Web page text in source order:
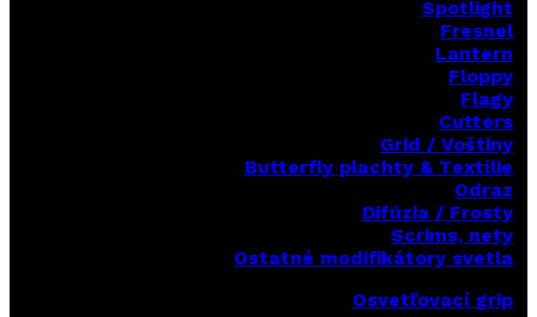
Spotlight
Fresnel
Lantern
Floppy
Flagy
Cutters
Grid / Voštiny
Butterfly plachty & Textílie
Odraz
Difúzia / Frosty
Scrims, nety
Ostatné modifikátory svetla
Osvetľovací grip